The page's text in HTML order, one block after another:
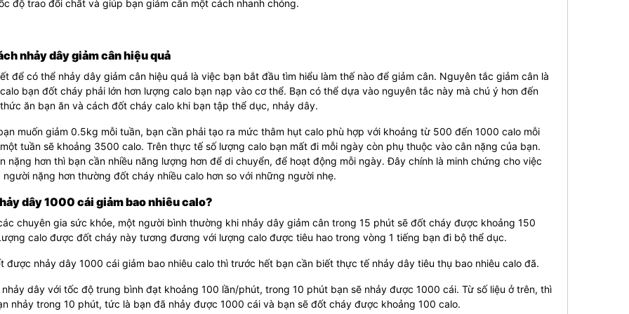
độ trao đổi chất và giúp bạn giảm cân một cách nhanh chóng.
nhảy dây giảm cân hiệu quả
để có thể nhảy dây giảm cân hiệu quả là việc bạn bắt đầu tìm hiểu làm thế nào để giảm cân. Nguyên tắc giảm cân là
bạn đốt cháy phải lớn hơn lượng calo bạn nạp vào cơ thể. Bạn có thể dựa vào nguyên tắc này mà chú ý hơn đến
ăn bạn ăn và cách đốt cháy calo khi bạn tập thể dục, nhảy dây.
muốn giảm 0.5kg mỗi tuần, bạn cần phải tạo ra mức thâm hụt calo phù hợp với khoảng từ 500 đến 1000 calo mỗi
tuần sẽ khoảng 3500 calo. Trên thực tế số lượng calo bạn mất đi mỗi ngày còn phụ thuộc vào cân nặng của bạn.
nặng hơn thì bạn cần nhiều năng lượng hơn để di chuyển, để hoạt động mỗi ngày. Đây chính là minh chứng cho việc
người nặng hơn thường đốt cháy nhiều calo hơn so với những người nhẹ.
dây 1000 cái giảm bao nhiêu calo?
chuyên gia sức khỏe, một người bình thường khi nhảy dây giảm cân trong 15 phút sẽ đốt cháy được khoảng 150
calo được đốt cháy này tương đương với lượng calo được tiêu hao trong vòng 1 tiếng bạn đi bộ thể dục.
được nhảy dây 1000 cái giảm bao nhiêu calo thì trước hết bạn cần biết thực tế nhảy dây tiêu thụ bao nhiêu calo đã.
dây với tốc độ trung bình đạt khoảng 100 lần/phút, trong 10 phút bạn sẽ nhảy được 1000 cái. Từ số liệu ở trên, thì
nhảy trong 10 phút, tức là bạn đã nhảy được 1000 cái và bạn sẽ đốt cháy được khoảng 100 calo.